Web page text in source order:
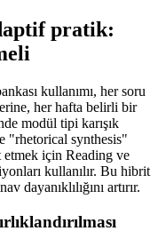
pratik:
kullanımı, her soru
her hafta belirli bir
modül tipi karışık
"rhetorical synthesis"
etmek için Reading ve
kullanılır. Bu hibrit
dayanıklılığını artırır.